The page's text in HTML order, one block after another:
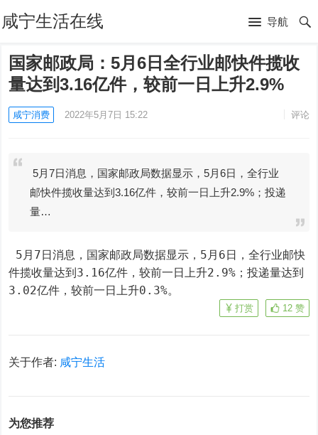
咸宁生活在线 导航
国家邮政局：5月6日全行业邮快件揽收
量达到3.16亿件，较前一日上升2.9%
咸宁消费 2022年5月7日 15:22 评论
5月7日消息，国家邮政局数据显示，5月6日，全行业
邮快件揽收量达到3.16亿件，较前一日上升2.9%；投递
量…
5月7日消息，国家邮政局数据显示，5月6日，全行业邮快
件揽收量达到3.16亿件，较前一日上升2.9%；投递量达到
3.02亿件，较前一日上升0.3%。
12 赞
打赏
关于作者: 咸宁生活
为您推荐